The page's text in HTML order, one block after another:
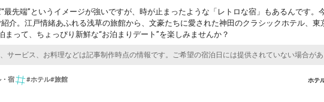
最先端”というイメージが強いですが、時が止まったような「レトロな宿」もあるんです。
介。江戸情緒あふれる浅草の旅館から、文豪たちに愛された神田のクラシックホテル、
まって、ちょっぴり新鮮な“お泊まりデート”を楽しみませんか？
宿 #ホテル#旅館 ホテ